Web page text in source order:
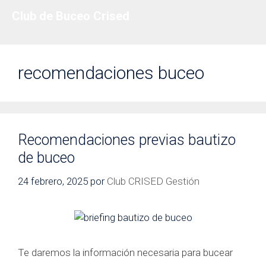
recomendaciones buceo
Recomendaciones previas bautizo
de buceo
24 febrero, 2025 por Club CRISED Gestión
Te daremos la información necesaria para bucear